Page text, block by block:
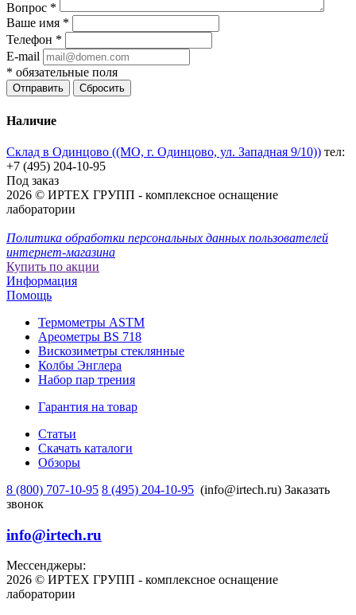
Вопрос *
Ваше имя *
Телефон *
E-mail
* обязательные поля
Отправить Сбросить
Наличие
Склад в Одинцово ((МО, г. Одинцово, ул. Западная 9/10)) тел:
+7 (495) 204-10-95
Под заказ
2026 © ИРТЕХ ГРУПП - комплексное оснащение
лаборатории
Политика обработки персональных данных пользователей
интернет-магазина
Купить по акции
Информация
Помощь
Термометры ASTM
Ареометры BS 718
Вискозиметры стеклянные
Колбы Энглера
Набор пар трения
Гарантия на товар
Статьи
Скачать каталоги
Обзоры
8 (800) 707-10-95 8 (495) 204-10-95 (info@irtech.ru) Заказать
звонок
info@irtech.ru
Мессенджеры:
2026 © ИРТЕХ ГРУПП - комплексное оснащение
лаборатории